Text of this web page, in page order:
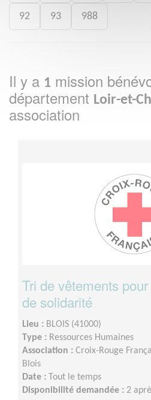
92 93 988
Il y a 1 mission
département Loir-et-
association
Tri de vêtements
de solidarité
Lieu : BLOIS (41000)
Type : Ressources Humaines
Association : Croix-Rouge
Blois
Date :
Tout le temps
Disponibilité demandée : 2